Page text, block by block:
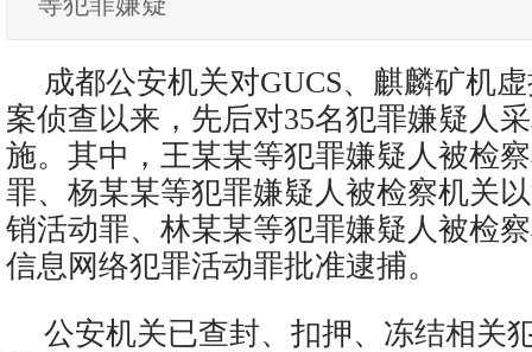
成都公安机关对GUCS、麒麟矿机
案侦查以来，先后对35名犯罪嫌疑人
施。其中，王某某等犯罪嫌疑人被检
罪、杨某某等犯罪嫌疑人被检察机关
销活动罪、林某某等犯罪嫌疑人被检
信息网络犯罪活动罪批准逮捕。
公安机关已查封、扣押、冻结相关